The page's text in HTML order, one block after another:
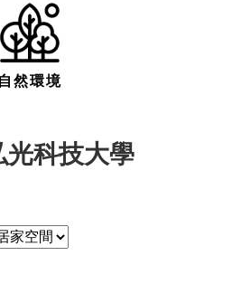
自然環境
光科技大學